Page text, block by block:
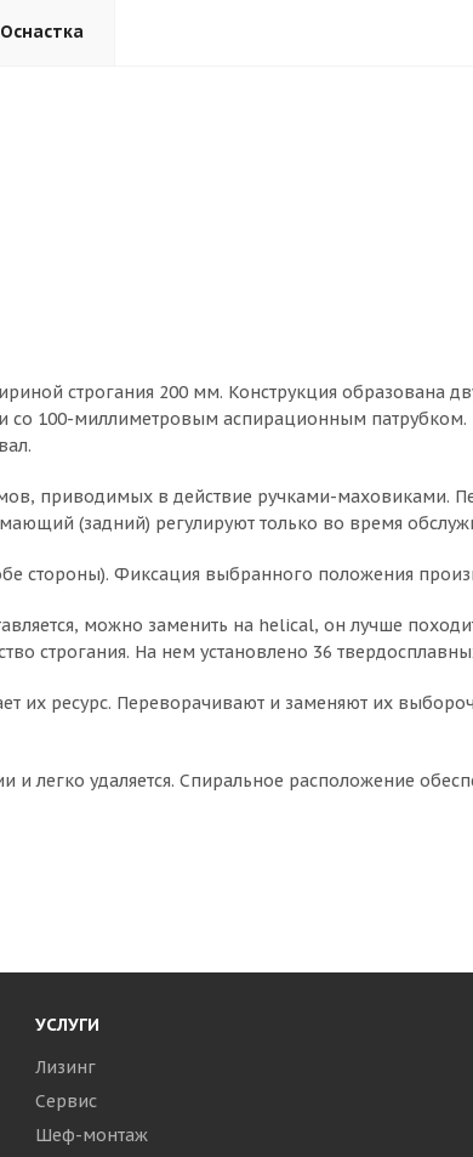
Оснастка
строгания 200 мм. Конструкция образована
100-миллиметровым аспирационным
приводимых в действие ручками-маховиками.
(задний) регулируют только во время
стороны). Фиксация выбранного положения
можно заменить на helical, он лучше
строгания. На нем установлено 36
их ресурс. Переворачивают и заменяют их
легко удаляется. Спиральное расположение
УСЛУГИ
Лизинг
Сервис
Шеф-монтаж